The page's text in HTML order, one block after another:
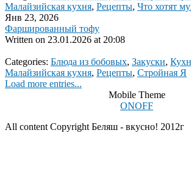
Малайзийская кухня, Рецепты, Что хотят
Янв 23, 2026
Фаршированный тофу
Written on 23.01.2026 at 20:08
Categories: Блюда из бобовых, Закуски,
Малайзийская кухня, Рецепты, Стройная Я
Load more entries...
Mobile Theme
ONOFF
All content Copyright Беляш - вкусно! 2012г